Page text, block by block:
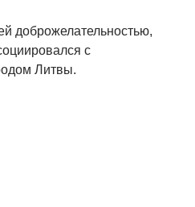
доброжелательностью,
с
Литвы.